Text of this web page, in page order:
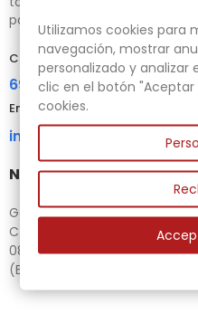
para tus necesidades.
Contacta con nosotros
696 95 85 58
Email
info@gubias.com.es
Nuestra tienda
Ganiveteria Rius
C/ Goleta, 11
08221 Terrassa
(Barcelona)
Utilizamos cookies para
navegación, mostrar
personalizado y analizar
clic en el botón
cookies.